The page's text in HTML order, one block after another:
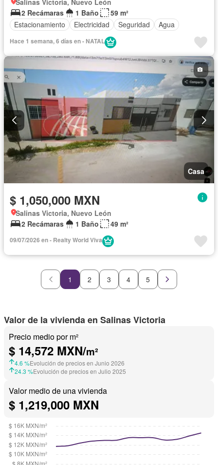
2 Recámaras
1 Baño
59 m²
Estacionamiento
Electricidad Seguridad Agua
Hace 1 semana, 6 días en - NATAL
Casa
$ 1,050,000 MXN
Salinas Victoria, Nuevo León
2 Recámaras
1 Baño 49 m²
09/07/2026 en - Realty World Viva
1 2 3 4 5
Valor de la vivienda en Salinas Victoria
Precio medio por m²
$ 14,572 MXN/m²
4.6 %Evolución de precios en Junio 2026
24.3 %Evolución de precios en Julio 2025
Valor medio de una vivienda
$ 1,219,000 MXN